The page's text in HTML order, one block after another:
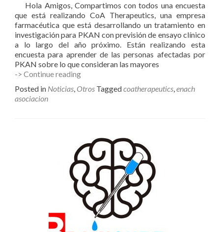
Hola Amigos, Compartimos con todos una encuesta
que está realizando CoA Therapeutics, una empresa
farmacéutica que está desarrollando un tratamiento en
investigación para PKAN con previsión de ensayo clínico
a lo largo del año próximo. Están realizando esta
encuesta para aprender de las personas afectadas por
PKAN sobre lo que consideran las mayores
-> Continue readingEncuesta
Therapeutics
Posted in Noticias, Otros Taggedcoatherapeutics,enach
asociacion